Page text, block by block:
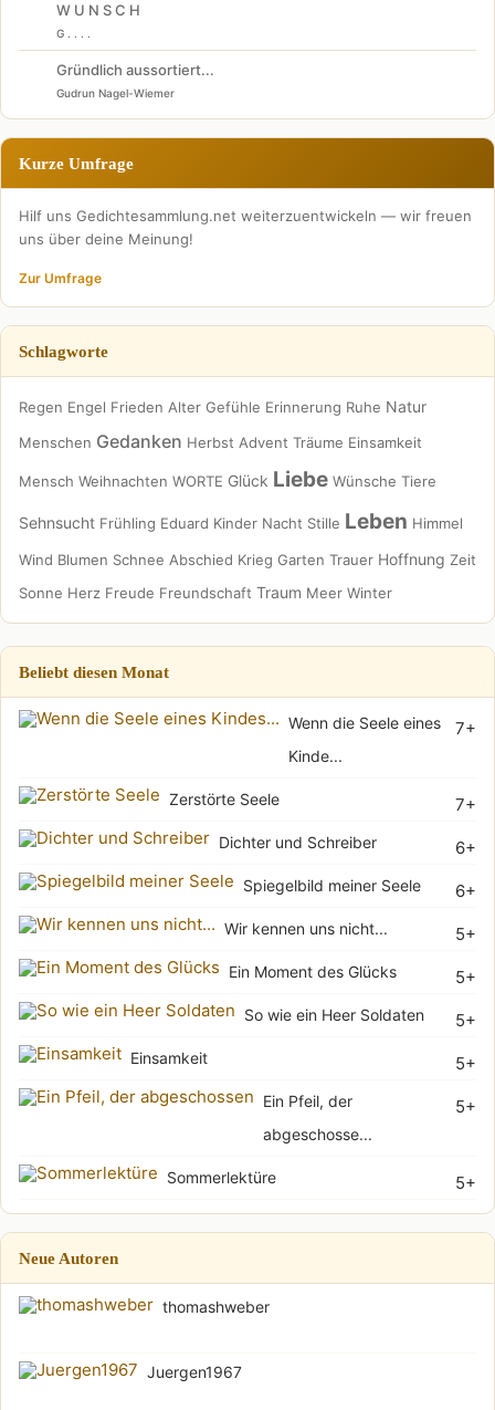
W U N S C H
G . . . .
Gründlich aussortiert...
Gudrun Nagel-Wiemer
Kurze Umfrage
Hilf uns Gedichtesammlung.net weiterzuentwickeln — wir freuen
uns über deine Meinung!
Zur Umfrage
Schlagworte
Regen Engel Frieden Alter Gefühle Erinnerung Ruhe Natur
Menschen Gedanken Herbst Advent Träume Einsamkeit
Mensch Weihnachten WORTE Glück Liebe Wünsche Tiere
Sehnsucht Frühling Eduard Kinder Nacht Stille Leben Himmel
Wind Blumen Schnee Abschied Krieg Garten Trauer Hoffnung Zeit
Sonne Herz Freude Freundschaft Traum Meer Winter
Beliebt diesen Monat
7+
Wenn die Seele eines
Kinde...
7+
Zerstörte Seele
6+
Dichter und Schreiber
6+
Spiegelbild meiner Seele
5+
Wir kennen uns nicht...
5+
Ein Moment des Glücks
5+
So wie ein Heer Soldaten
5+
Einsamkeit
5+
Ein Pfeil, der
abgeschosse...
5+
Sommerlektüre
Neue Autoren
thomashweber
Juergen1967